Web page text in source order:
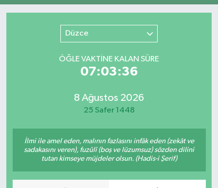
Düzce
ÖĞLE VAKTİNE KALAN SÜRE
07:03:36
8 Ağustos 2026
25 Safer 1448
İlmi ile amel eden, malının fazlasını infâk eden (zekât ve
sadakasını veren), fuzûlî (boş ve lüzumsuz) sözden dilini
tutan kimseye müjdeler olsun. (Hadis-i Şerif)
Son Dakika Haberleri